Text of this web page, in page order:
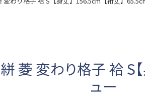
菱 変わり格子 袷 S
ュー